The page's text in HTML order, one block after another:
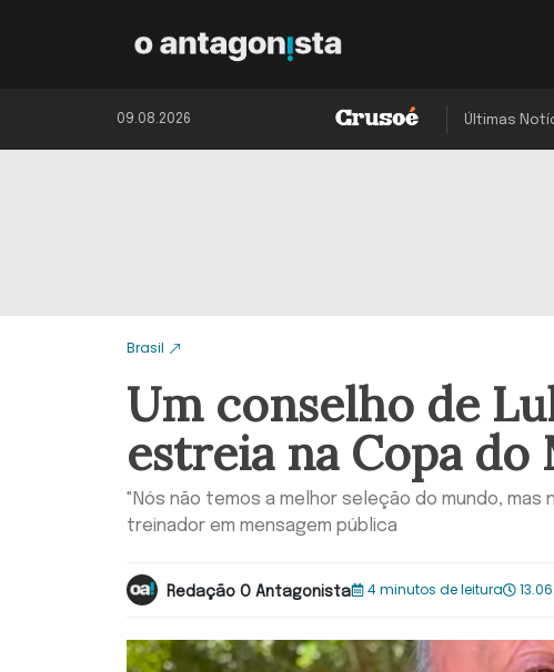
09.08.2026 Últimas
Brasil
Um conselho de
estreia na Copa do
"Nós não temos a melhor seleção do mundo,
treinador em mensagem pública
Redação O Antagonista 4 minutos de leitura